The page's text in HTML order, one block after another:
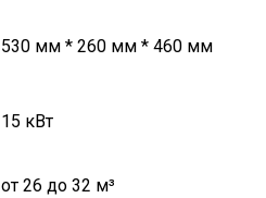
530 мм * 260 мм * 460 мм
15 кВт
от 26 до 32 м³